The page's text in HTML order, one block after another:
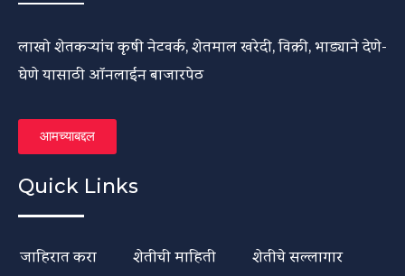
लाखो शेतकऱ्यांच कृषी नेटवर्क, शेतमाल खरेदी, विक्री, भाड्याने देणे-
घेणे यासाठी ऑनलाईन बाजारपेठ
आमच्याबद्दल
Quick Links
जाहिरात करा शेतीची माहिती शेतीचे सल्लागार